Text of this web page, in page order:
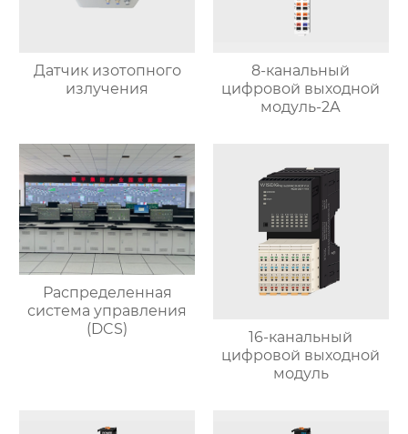
Датчик изотопного
излучения
8-канальный
цифровой выходной
модуль-2А
Распределенная
система управления
(DCS)
16-канальный
цифровой выходной
модуль